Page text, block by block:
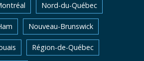
Nord-du-Québec
Nouveau-Brunswick
Région-de-Québec